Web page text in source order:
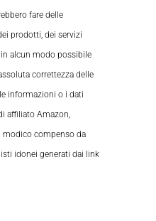
fare delle
prodotti, dei servizi
alcun modo possibile
correttezza delle
informazioni o i dati
affiliato Amazon,
modico compenso da
idonei generati dai link